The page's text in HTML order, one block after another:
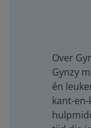
Over
Gynzy
én
kant-